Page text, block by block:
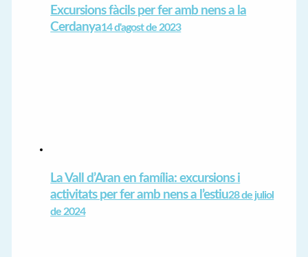
Excursions fàcils per fer amb nens a la
Cerdanya14 d'agost de 2023
La Vall d’Aran en família: excursions i
activitats per fer amb nens a l’estiu28 de juliol
de 2024